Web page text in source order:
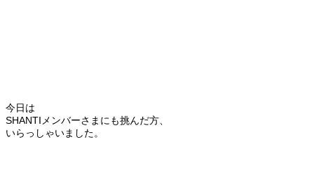
今日は
SHANTIメンバーさまにも挑んだ方、
いらっしゃいました。